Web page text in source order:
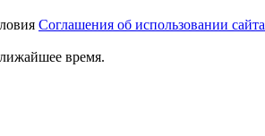
Соглашения об использовании сайта
время.